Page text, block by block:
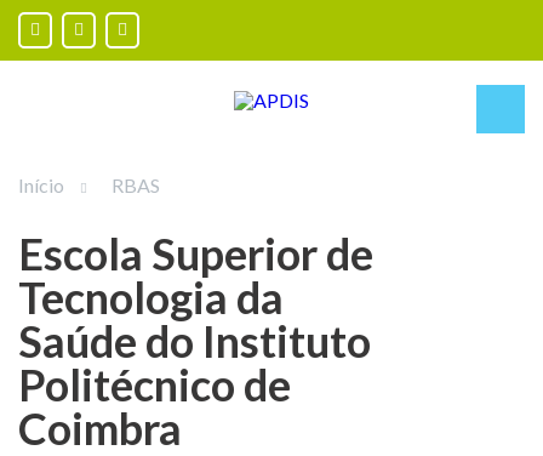
Início RBAS
Escola Superior de
Tecnologia da
Saúde do Instituto
Politécnico de
Coimbra